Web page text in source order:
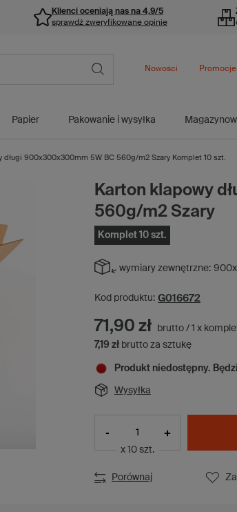
Klienci oceniają nas na 4,9/5
sprawdź zweryfikowane opinie
Papier Pakowanie i wysyłka
Nowości Promocje
długi 900x300x300mm 5W BC 560g/m2 Szary Komplet 10 szt.
Karton klapowy
560g/m2 Szary
Komplet 10 szt.
wymiary zewnętrzne:
Kod produktu: G016672
71,90 zł brutto / 1 x
7,19 zł brutto za sztukę
Produkt niedostępny.
Wysyłka
- +
x 10 szt.
Porównaj